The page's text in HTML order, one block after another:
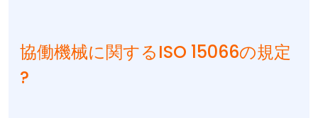
協働機械に関するISO 15066の規定
?